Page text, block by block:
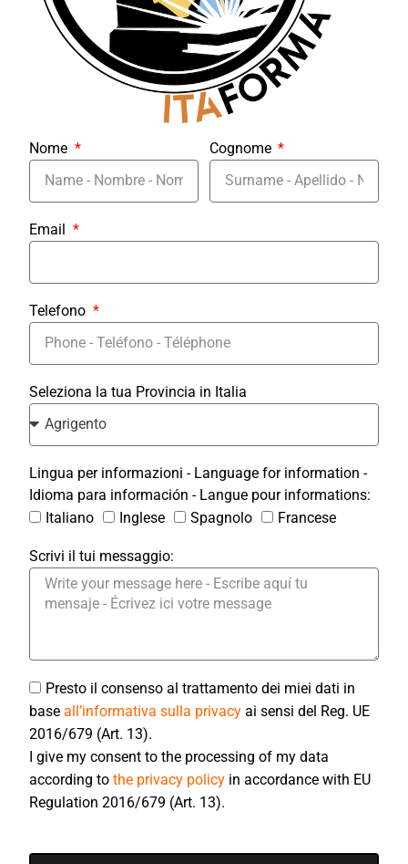
Nome Cognome
Email
Telefono
Seleziona la tua Provincia in Italia
Lingua per informazioni - Language for information -
Idioma para información - Langue pour informations:
Italiano
Inglese Spagnolo Francese
Scrivi il tui messaggio:
Presto il consenso al trattamento dei miei dati in
baseall’informativa sulla privacyai sensi del Reg. UE
2016/679 (Art. 13).
I give my consent to the processing of my data
according tothe privacy policy in accordance with EU
Regulation 2016/679 (Art. 13).